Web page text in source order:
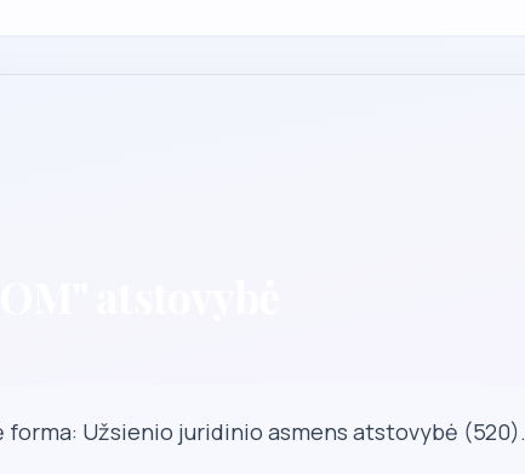
forma: Užsienio juridinio asmens atstovybė (520).